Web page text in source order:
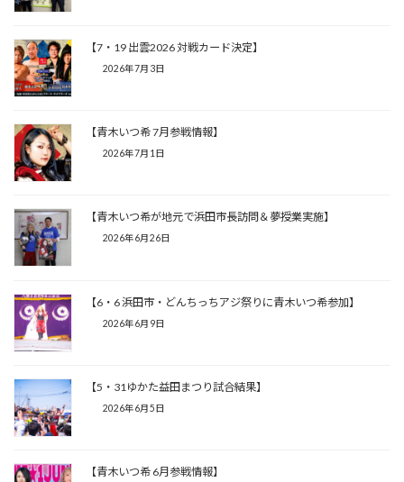
【7・19 出雲2026 対戦カード決定】
2026年7月3日
【青木いつ希 7月参戦情報】
2026年7月1日
【青木いつ希が地元で浜田市長訪問＆夢授業実施】
2026年6月26日
【6・6 浜田市・どんちっちアジ祭りに青木いつ希参加】
2026年6月9日
【5・31ゆかた益田まつり試合結果】
2026年6月5日
【青木いつ希 6月参戦情報】